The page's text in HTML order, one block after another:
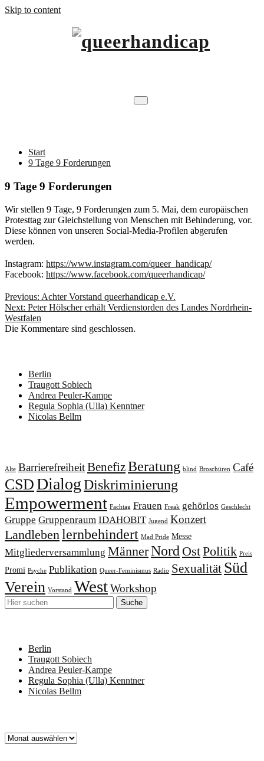
Skip to content
queerhandicap
Start
9 Tage 9 Forderungen
9 Tage 9 Forderungen
Wir stellen 9 Tage, 9 Forderungen zum 5. Mai, dem europäischen
Protesttag zur Gleichstellung von Menschen mit Behinderung, vor.
Diese können von unseren Social-Media-Profilen abgerufen
werden.
Instagram: https://www.instagram.com/queer_handicap/
Facebook: https://www.facebook.com/queerhandicap/
Beitragsnavigation
Previous: Achter Vorstand queerhandicap e.V.
Next: Peter Hölscher erhält Verdienstorden des Landes Nordrhein-
Westfalen
Die Kommentare sind geschlossen.
Berlin
Traugott Sobiech
Andrea Peuler-Kampe
Regula Sophia (Ulla) Kenntner
Nicolas Bellm
Alte BarrierefreiheitBenefizBeratung blind Broschüren Café
CSDDialogDiskriminierung
Empowerment Fachtag Frauen Freak gehörlos Geschlecht
Gruppe Gruppenraum IDAHOBIT Jugend Konzert
Landleben lernbehindert Mad Pride Messe
Mitgliederversammlung MännerNord OstPolitik Preis
Promi Psyche Publikation Queer-Feminismus Radio Sexualität Süd
Verein Vorstand WestWorkshop
Berlin
Traugott Sobiech
Andrea Peuler-Kampe
Regula Sophia (Ulla) Kenntner
Nicolas Bellm
Archiv